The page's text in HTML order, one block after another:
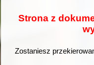
Strona z
Zostaniesz